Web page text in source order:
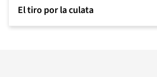
El tiro por la culata